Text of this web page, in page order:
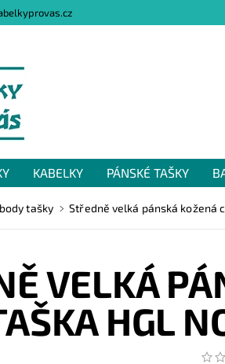
KABELKY PÁNSKÉ TAŠKY
NAPIŠTE NÁM
tašky Středně velká pánská kožená
VELKÁ
HGL